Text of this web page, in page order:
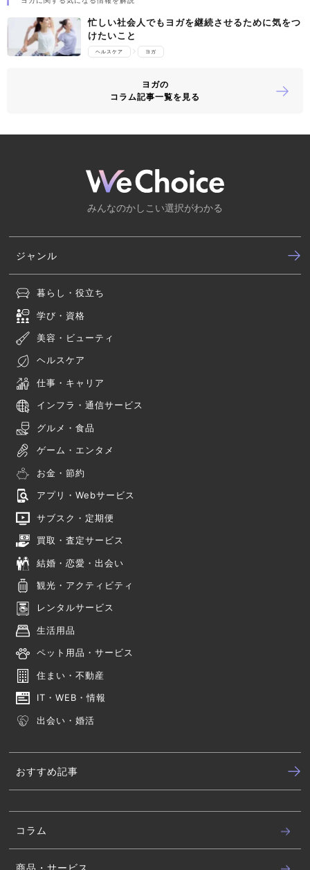
忙しい社会人でもヨガを継続させるために気をつ
けたいこと
ヘルスケア ヨガ
ヨガの
コラム記事一覧を見る
みんなのかしこい選択がわかる
ジャンル
暮らし・役立ち
学び・資格
美容・ビューティ
ヘルスケア
仕事・キャリア
インフラ・通信サービス
グルメ・食品
ゲーム・エンタメ
お金・節約
アプリ・Webサービス
サブスク・定期便
買取・査定サービス
結婚・恋愛・出会い
観光・アクティビティ
レンタルサービス
生活用品
ペット用品・サービス
住まい・不動産
IT・WEB・情報
出会い・婚活
おすすめ記事
コラム
商品・サービス